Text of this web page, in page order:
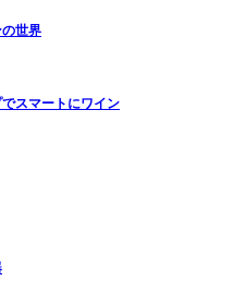
世界
スマートにワイン